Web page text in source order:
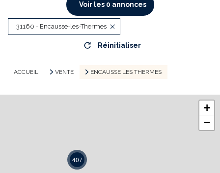
Voir les 0 annonces
31160 - Encausse-les-Thermes
Réinitialiser
ACCUEIL VENTE ENCAUSSE LES THERMES
407
+
−